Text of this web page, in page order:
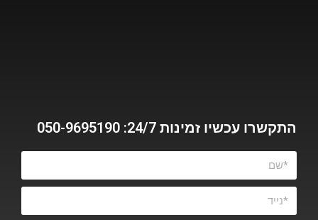
התקשרו עכשיו זמינות 24/7: 050-9695190